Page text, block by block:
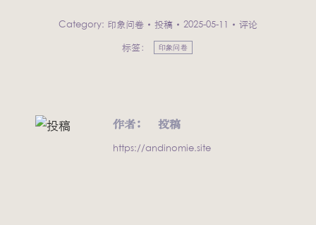
Category: 印象问卷 投稿 2025-05-11
评论
标签：
印象问卷
作者： 投稿
https://andinomie.site